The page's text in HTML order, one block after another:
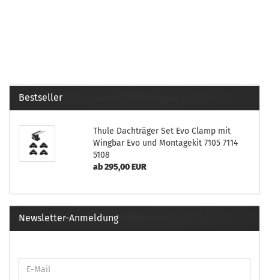
Bestseller
Thule Dachträger Set Evo Clamp mit
Wingbar Evo und Montagekit 7105 7114
5108
ab 295,00 EUR
Newsletter-Anmeldung